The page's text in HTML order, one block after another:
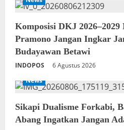
Komposisi DKJ 2026–2029
Pramono Jangan Ingkar
Budayawan Betawi
INDOPOS
6 Agustus 2026
News
Sikapi Dualisme Forkabi,
Abang Ingatkan Jangan